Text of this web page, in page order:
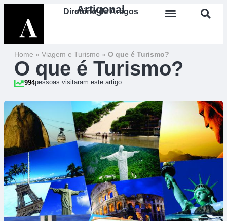
Artigonal
Diretório de Artigos
Home » Viagem e Turismo » O que é Turismo?
O que é Turismo?
994pessoas visitaram este artigo